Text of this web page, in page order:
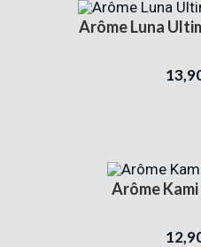
Arôme Luna
Arôme